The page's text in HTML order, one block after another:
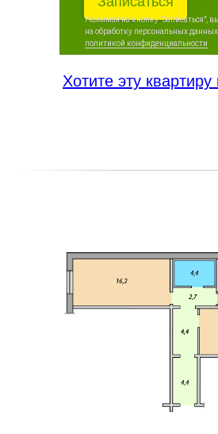
Нажимая на кнопку "Записаться",
на обработку персональных
политикой конфиденциальности
Хотите эту квартиру